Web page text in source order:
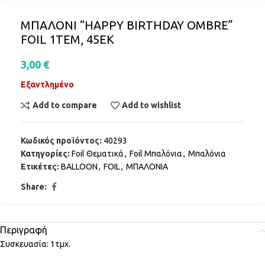
ΜΠΑΛΟΝΙ “HAPPY BIRTHDAY OMBRE”
FOIL 1ΤΕΜ, 45ΕΚ
3,00 €
Εξαντλημένο
Add to compare Add to wishlist
Κωδικός προϊόντος: 40293
Κατηγορίες: Foil Θεματικά, Foil Μπαλόνια, Μπαλόνια
Ετικέτες: BALLOON, FOIL, ΜΠΑΛΟΝΙΑ
Share:
Περιγραφή
Συσκευασία: 1τμχ.